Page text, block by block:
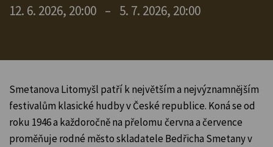
12. 6. 2026, 20:00 – 5. 7. 2026, 20:00
Smetanova Litomyšl patří k největším a nejvýznamnějším
festivalům klasické hudby v České republice. Koná se od
roku 1946 a každoročně na přelomu června a července
proměňuje rodné město skladatele Bedřicha Smetany v